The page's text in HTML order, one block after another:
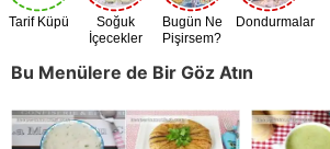
Tarif Küpü
Soğuk
İçecekler
Bugün Ne
Pişirsem?
Dondurmalar
Bu Menülere de Bir Göz Atın